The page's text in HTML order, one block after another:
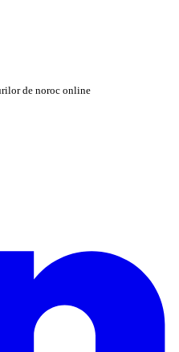
de noroc online